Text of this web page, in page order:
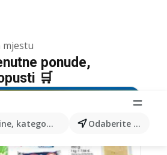
mjestu
kategorije, proizvode... Odaberite grad
ponude,
🛒